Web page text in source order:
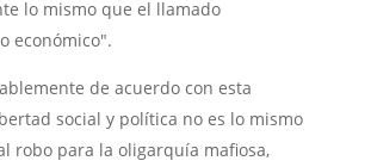
lo mismo que el llamado
económico".
de acuerdo con esta
social y política no es lo mismo
robo para la oligarquía mafiosa,